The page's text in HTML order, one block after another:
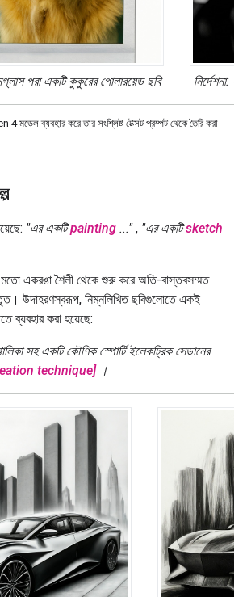
পরা একটি কুকুরেরপোলারয়েড ছবি নির্দেশনা:
4 মডেল ব্যবহার করে তার সংশ্লিষ্ট টেক্সট প্রম্পট থেকে তৈরি করা
"এর একটিpainting ...", "এর একটিsketch
মতো একরঙা শৈলী থেকে শুরু করে অতি-বাস্তবসম্মত
উদাহরণস্বরূপ, নিম্নলিখিত ছবিগুলোতে একই
ব্যবহার করা হয়েছে:
সহ একটি কৌণিক স্পোর্টি ইলেকট্রিক সেডানের
technique]।